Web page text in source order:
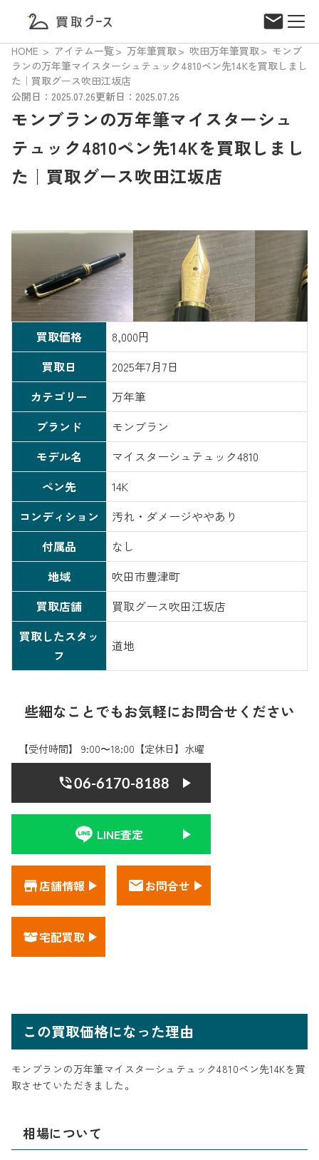
HOME アイテム一覧 万年筆買取 吹田万年筆買取
モンブ
ランの万年筆マイスターシュテュック4810ペン先14Kを買取しまし
た｜買取グース吹田江坂店
公開日：2025.07.26更新日：2025.07.26
モンブランの万年筆マイスターシュ
テュック4810ペン先14Kを買取しまし
た｜買取グース吹田江坂店
買取価格
8,000円
買取日
2025年7月7日
カテゴリー
万年筆
ブランド
モンブラン
モデル名
マイスターシュテュック4810
ペン先
14K
コンディション
汚れ・ダメージややあり
付属品
なし
地域
吹田市豊津町
買取店舗
買取グース吹田江坂店
買取したスタッ
フ
道地
些細なことでもお気軽にお問合せください
【受付時間】 9:00〜18:00【定休日】水曜
06-6170-8188
LINE査定
店舗情報 お問合せ
宅配買取
この買取価格になった理由
モンブランの万年筆マイスターシュテュック4810ペン先14Kを買
取させていただきました。
相場について